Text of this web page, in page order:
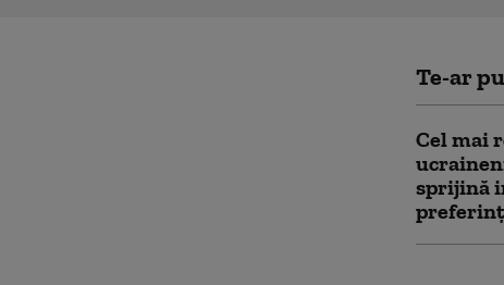
Te-ar
Cel mai
sprijină